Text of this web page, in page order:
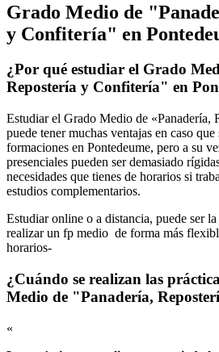
Grado Medio de
y Confitería" en
¿Por qué estudiar el Grado
Repostería y Confitería" en
Estudiar el Grado Medio de «Panadería,
puede tener muchas ventajas en caso que
formaciones en Pontedeume, pero a su
presenciales pueden ser demasiado
necesidades que tienes de horarios si
estudios complementarios.
Estudiar online o a distancia, puede ser
realizar un fp medio de forma más
horarios-
¿Cuándo se realizan las
Medio de "Panadería,
«